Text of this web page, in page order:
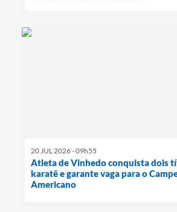
20 JUL 2026 - 09h55
Atleta de Vinhedo conquista dois
karatê e garante vaga para o
Americano